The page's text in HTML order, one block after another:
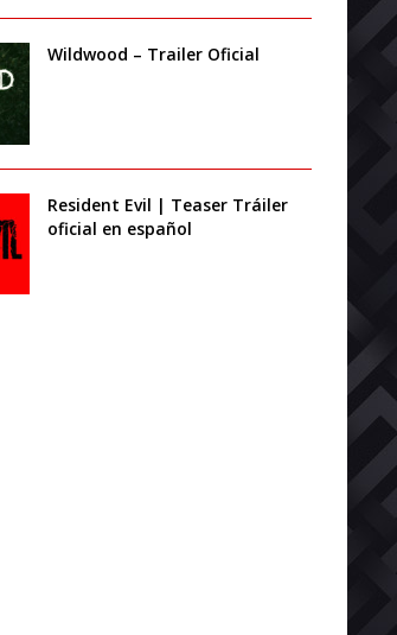
Wildwood – Trailer Oficial
Resident Evil | Teaser Tráiler
oficial en español